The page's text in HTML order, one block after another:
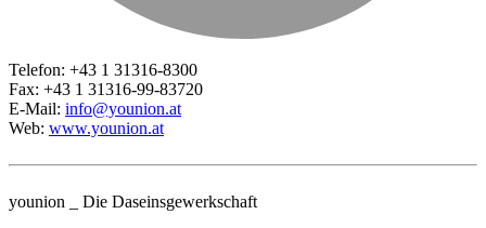
Telefon: +43 1 31316-8300
Fax: +43 1 31316-99-83720
E-Mail: info@younion.at
Web: www.younion.at
younion _ Die Daseinsgewerkschaft